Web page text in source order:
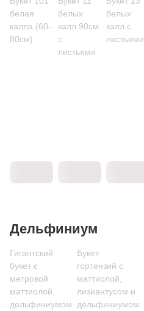
белая
калла (60-
80см)
белых
калл 90см
с
листьями
белых
калл с
листьями
Дельфиниум
Гигантский
букет с
метровой
маттиолой,
дельфиниумом
Букет
гортензий с
маттиолой,
лизиантусом и
дельфиниумом